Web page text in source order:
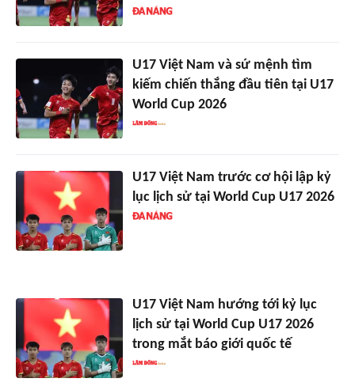
U17 Việt Nam và sứ mệnh tìm
kiếm chiến thắng đầu tiên tại U17
World Cup 2026
U17 Việt Nam trước cơ hội lập kỷ
lục lịch sử tại World Cup U17 2026
U17 Việt Nam hướng tới kỷ lục
lịch sử tại World Cup U17 2026
trong mắt báo giới quốc tế